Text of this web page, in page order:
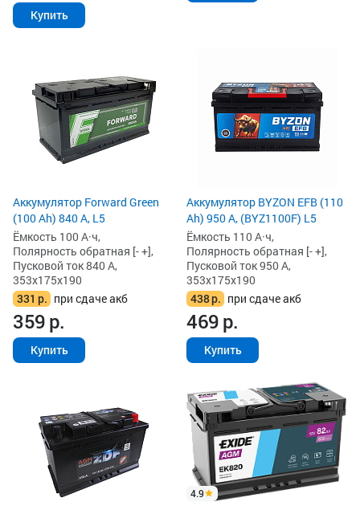
Купить
Аккумулятор Forward Green
(100 Ah) 840 А, L5
Ёмкость 100 А·ч,
Полярность обратная [- +],
Пусковой ток 840 А,
353x175x190
331 р. при сдаче акб
359р.
Купить
Аккумулятор BYZON EFB (110
Ah) 950 А, (BYZ1100F) L5
Ёмкость 110 А·ч,
Полярность обратная [- +],
Пусковой ток 950 А,
353x175x190
438р. при сдаче акб
469р.
Купить
4.9